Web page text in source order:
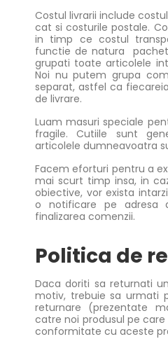
Costul livrarii include
cat si costurile postale.
in timp ce costul
functie de natura
grupati toate articolele
Noi nu putem grupa
separat, astfel ca
de livrare.
Luam masuri speciale
fragile. Cutiile sunt
articolele dumneavoatra
Facem eforturi pentru a
mai scurt timp insa, in
obiective, vor exista
o notificare pe adresa
finalizarea comenzii.
Politica de
Daca doriti sa returnati
motiv, trebuie sa urmati
returnare (prezentate
catre noi produsul pe
conformitate cu aceste